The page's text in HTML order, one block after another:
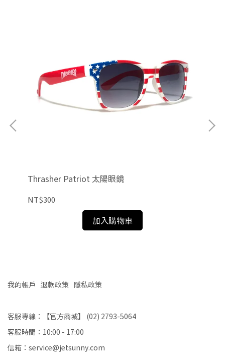
Thrasher Patriot 太陽眼鏡
NT$300
加入購物車
我的帳戶 退款政策 隱私政策
客服專線：【官方商城】 (02) 2793-5064
客服時間：10:00 - 17:00
信箱：service@jetsunny.com